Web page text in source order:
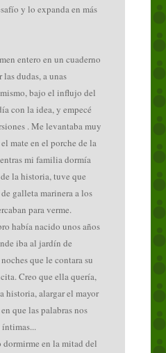
y lo expanda en más
entero en un cuaderno
dudas, a unas
bajo el influjo del
con la idea, y empecé
. Me levantaba muy
mate en el porche de la
mi familia dormía
la historia, tuve que
galleta marinera a los
para verme.
había nacido unos años
iba al jardín de
que le contara su
Creo que ella quería,
historia, alargar el mayor
que las palabras nos
dormirme en la mitad del